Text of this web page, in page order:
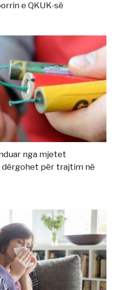
e QKUK-së
nga mjetet
dërgohet për trajtim në